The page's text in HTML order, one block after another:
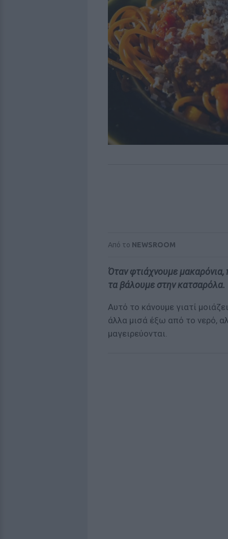
Από το NEWSROOM
Όταν φτιάχνουμε
τα βάλουμε στην κατσαρόλα.
Αυτό το κάνουμε γιατί
άλλα μισά έξω από το νερό,
μαγειρεύονται.